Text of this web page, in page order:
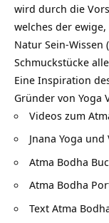
wird durch die
welches der
Natur Sein-Wissen
Schmuckstücke
Eine Inspiration
Gründer von Yoga
Videos zum
Jnana Yoga
Atma Bodha
Atma Bodha
Text Atma